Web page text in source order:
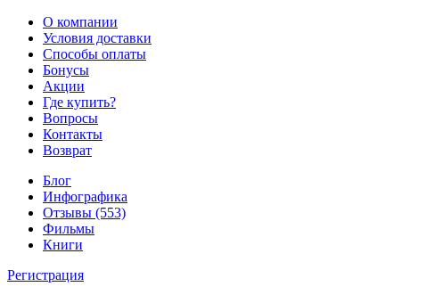
О компании
Условия доставки
Способы оплаты
Бонусы
Акции
Где купить?
Вопросы
Контакты
Возврат
Блог
Инфографика
Отзывы (553)
Фильмы
Книги
Регистрация